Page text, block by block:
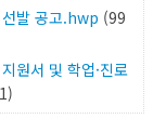
발 공고.hwp (99
원서 및 학업·진로